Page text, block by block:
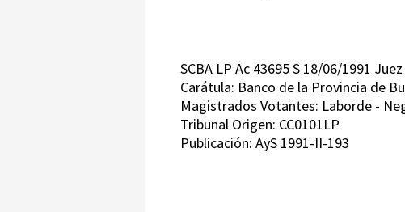
SCBA LP Ac 43695 S 18/06/1991 Juez
Carátula: Banco de la Provincia de
Magistrados Votantes: Laborde -
Tribunal Origen: CC0101LP
Publicación: AyS 1991-II-193